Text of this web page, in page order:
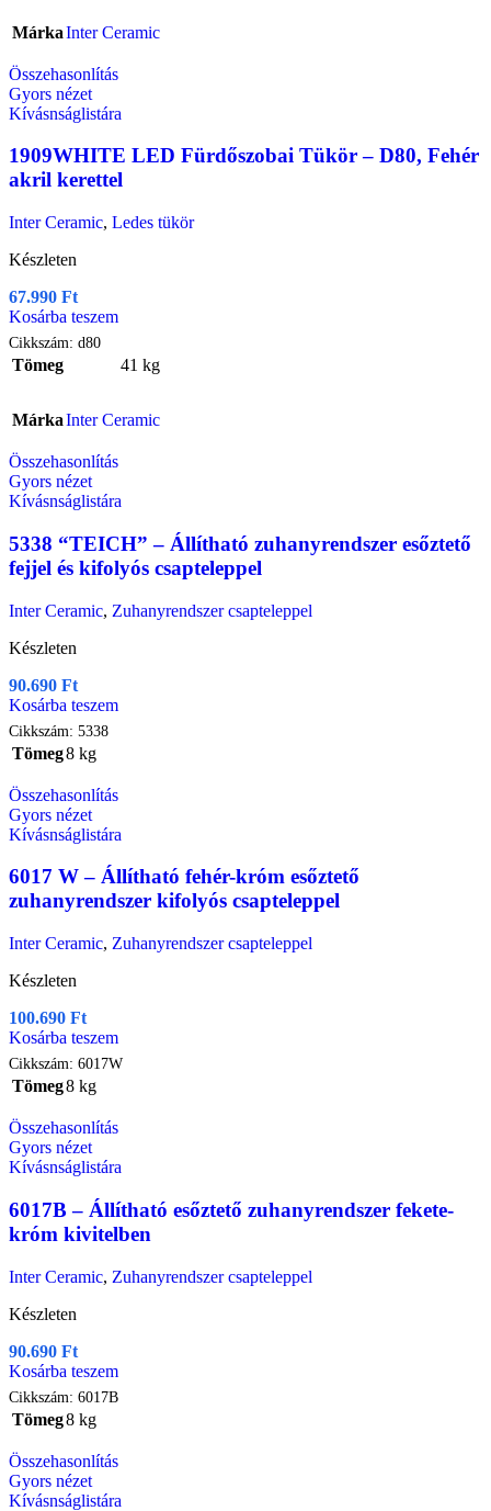
MárkaInter Ceramic
Összehasonlítás
Gyors nézet
Kívásnságlistára
1909WHITE LED Fürdőszobai Tükör – D80, Fehér
akril kerettel
Inter Ceramic, Ledes tükör
Készleten
67.990 Ft
Kosárba teszem
Cikkszám: d80
Tömeg 41 kg
MárkaInter Ceramic
Összehasonlítás
Gyors nézet
Kívásnságlistára
5338 “TEICH” – Állítható zuhanyrendszer esőztető
fejjel és kifolyós csapteleppel
Inter Ceramic, Zuhanyrendszer csapteleppel
Készleten
90.690 Ft
Kosárba teszem
Cikkszám: 5338
Tömeg8 kg
Összehasonlítás
Gyors nézet
Kívásnságlistára
6017 W – Állítható fehér-króm esőztető
zuhanyrendszer kifolyós csapteleppel
Inter Ceramic, Zuhanyrendszer csapteleppel
Készleten
100.690 Ft
Kosárba teszem
Cikkszám: 6017W
Tömeg8 kg
Összehasonlítás
Gyors nézet
Kívásnságlistára
6017B – Állítható esőztető zuhanyrendszer fekete-
króm kivitelben
Inter Ceramic, Zuhanyrendszer csapteleppel
Készleten
90.690 Ft
Kosárba teszem
Cikkszám: 6017B
Tömeg8 kg
Összehasonlítás
Gyors nézet
Kívásnságlistára